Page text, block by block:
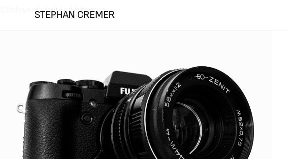
STEPHAN CREMER
Stichword-Archiv: Helios